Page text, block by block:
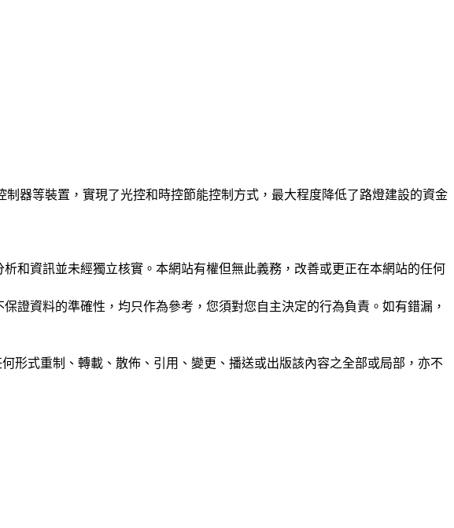
器等裝置，實現了光控和時控節能控制方式，最大程度降低了路燈建設的資金
和資訊並未經獨立核實。本網站有權但無此義務，改善或更正在本網站的任何
證資料的準確性，均只作為參考，您須對您自主決定的行為負責。如有錯漏，
形式重制、轉載、散佈、引用、變更、播送或出版該內容之全部或局部，亦不